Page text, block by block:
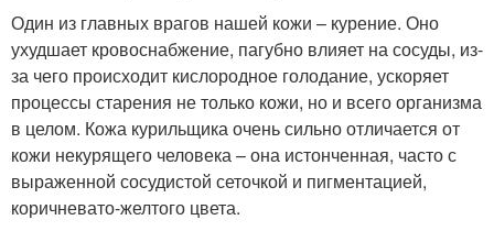
Один из главных врагов нашей кожи – курение. Оно
ухудшает кровоснабжение, пагубно влияет на сосуды, из-
за чего происходит кислородное голодание, ускоряет
процессы старения не только кожи, но и всего организма
в целом. Кожа курильщика очень сильно отличается от
кожи некурящего человека – она истонченная, часто с
выраженной сосудистой сеточкой и пигментацией,
коричневато-желтого цвета.